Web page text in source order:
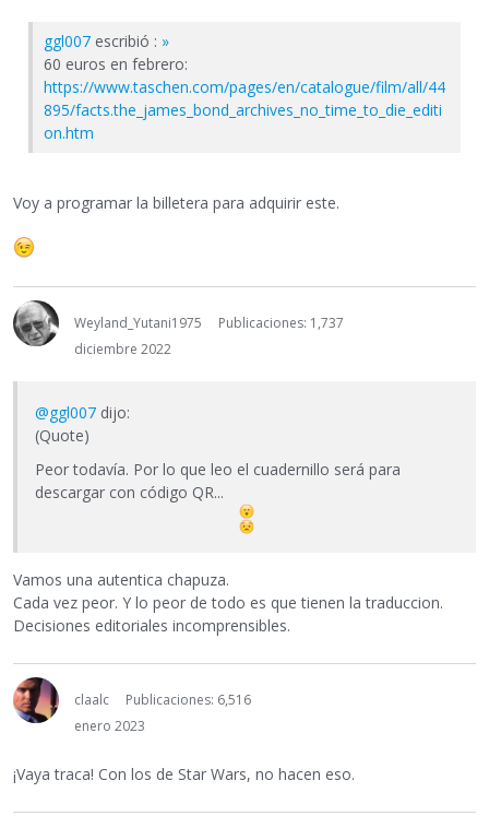
ggl007 escribió : »
60 euros en febrero:
https://www.taschen.com/pages/en/catalogue/film/all/44
895/facts.the_james_bond_archives_no_time_to_die_editi
on.htm
Voy a programar la billetera para adquirir este.
Weyland_Yutani1975
Publicaciones: 1,737
diciembre 2022
@ggl007 dijo:
(Quote)
Peor todavía. Por lo que leo el cuadernillo será para
descargar con código QR...
Vamos una autentica chapuza.
Cada vez peor. Y lo peor de todo es que tienen la traduccion.
Decisiones editoriales incomprensibles.
claalc
Publicaciones: 6,516
enero 2023
¡Vaya traca! Con los de Star Wars, no hacen eso.